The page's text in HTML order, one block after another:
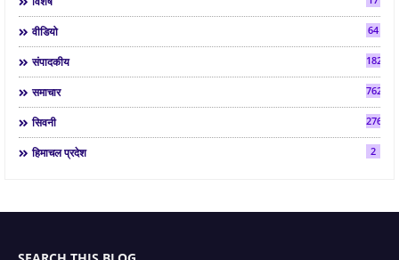
वीडियो 64
संपादकीय 182
समाचार 7624
सिवनी 2763
हिमाचल प्रदेश 2